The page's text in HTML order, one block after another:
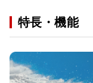
特長・機能